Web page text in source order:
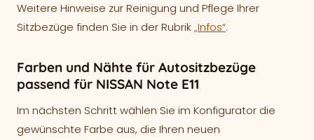
Weitere Hinweise zur Reinigung und Pflege Ihrer
Sitzbezüge finden Sie in der Rubrik„Infos“.
Farben und Nähte für Autositzbezüge
passend für NISSAN Note E11
Im nächsten Schritt wählen Sie im Konfigurator die
gewünschte Farbe aus, die Ihren neuen